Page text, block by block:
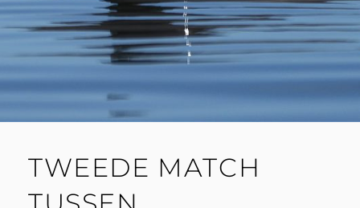
TWEEDE MATCH